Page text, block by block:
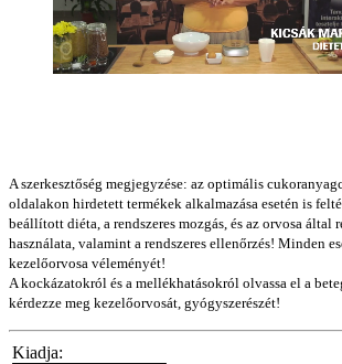
A szerkesztőség megjegyzése: az optimális
oldalakon hirdetett termékek alkalmazása esetén is
beállított diéta, a rendszeres mozgás, és az orvosa által
használata, valamint a rendszeres ellenőrzés! Minden
kezelőorvosa véleményét!
A kockázatokról és a mellékhatásokról olvassa el a
kérdezze meg kezelőorvosát, gyógyszerészét!
Kiadja: